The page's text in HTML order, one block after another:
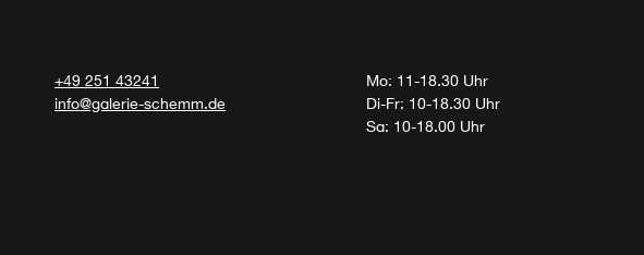
+49 251 43241
info@galerie-schemm.de
Mo: 11-18.30 Uhr
Di-Fr: 10-18.30 Uhr
Sa: 10-18.00 Uhr